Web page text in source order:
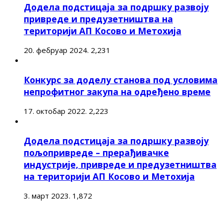
Додела подстицаја за подршку развоју
привреде и предузетништва на
територији АП Косово и Метохија
20. фебруар 2024. 2,231
Конкурс за доделу станова под условима
непрофитног закупа на одређено време
17. октобар 2022. 2,223
Додела подстицаја за подршку развоју
пољопривреде – прерађивачке
индустрије, привреде и предузетништва
на територији АП Косово и Метохија
3. март 2023. 1,872